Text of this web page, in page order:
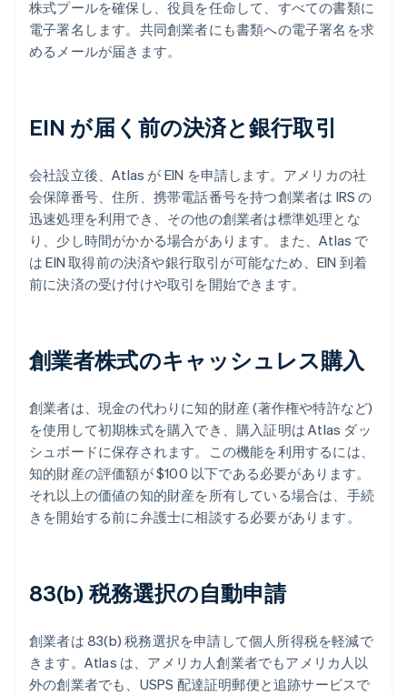
株式プールを確保し、役員を任命して、すべての書類に
電子署名します。共同創業者にも書類への電子署名を求
めるメールが届きます。
EIN が届く前の決済と銀行取引
会社設立後、Atlas が EIN を申請します。アメリカの社
会保障番号、住所、携帯電話番号を持つ創業者は IRS の
迅速処理を利用でき、その他の創業者は標準処理とな
り、少し時間がかかる場合があります。また、Atlas で
は EIN 取得前の決済や銀行取引が可能なため、EIN 到着
前に決済の受け付けや取引を開始できます。
創業者株式のキャッシュレス購入
創業者は、現金の代わりに知的財産 (著作権や特許など)
を使用して初期株式を購入でき、購入証明は Atlas ダッ
シュボードに保存されます。この機能を利用するには、
知的財産の評価額が $100 以下である必要があります。
それ以上の価値の知的財産を所有している場合は、手続
きを開始する前に弁護士に相談する必要があります。
83(b) 税務選択の自動申請
創業者は 83(b) 税務選択を申請して個人所得税を軽減で
きます。Atlas は、アメリカ人創業者でもアメリカ人以
外の創業者でも、USPS 配達証明郵便と追跡サービスで